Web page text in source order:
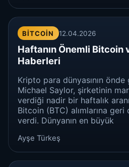
BITCOIN 12.04.2026
Haftanın Önemli Bitcoin
Haberleri
Kripto para dünyasının
Michael Saylor, şirketinin
verdiği nadir bir haftalık
Bitcoin (BTC) alımlarına
verdi. Dünyanın en büyük
Ayşe Türkeş